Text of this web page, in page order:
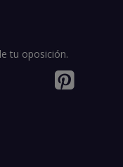
tu oposición.